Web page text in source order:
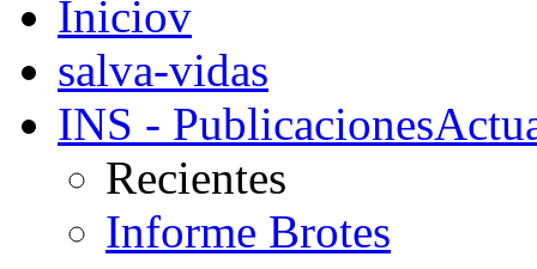
Iniciov
salva-vidas
INS - Publicaciones
Recientes
Informe Brotes